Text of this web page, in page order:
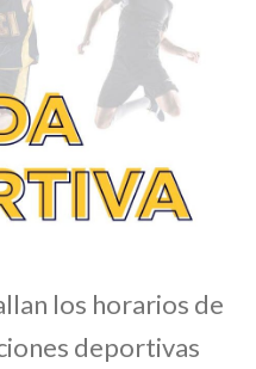
los horarios de
deportivas